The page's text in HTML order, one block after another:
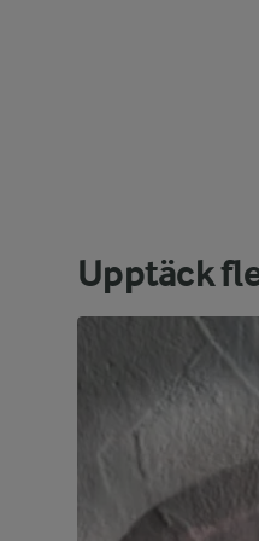
Upptäck